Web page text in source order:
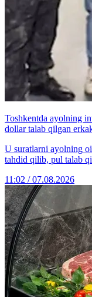
Toshkentda ayolning
dollar talab qilgan
U suratlarni ayolning
tahdid qilib, pul talab
11:02 / 07.08.2026